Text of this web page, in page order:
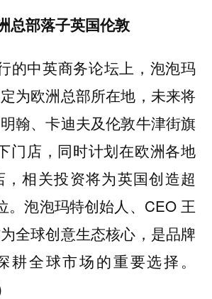
总部落子英国伦敦
的中英商务论坛上，泡泡玛
为欧洲总部所在地，未来将
翰、卡迪夫及伦敦牛津街旗
门店，同时计划在欧洲各地
，相关投资将为英国创造超
。泡泡玛特创始人、CEO 王
全球创意生态核心，是品牌
耕全球市场的重要选择。